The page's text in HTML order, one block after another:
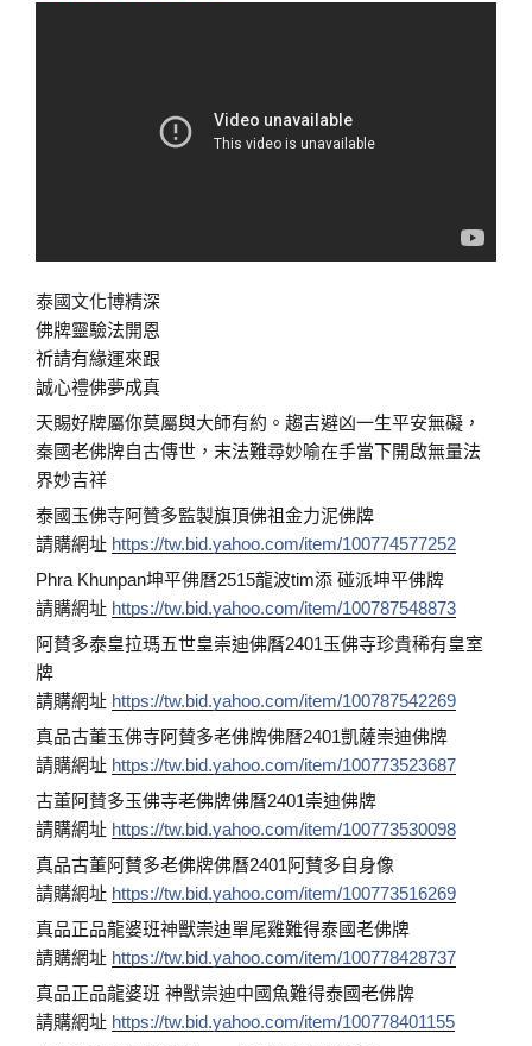
泰國文化博精深
佛牌靈驗法開恩
祈請有緣運來跟
誠心禮佛夢成真
天賜好牌屬你莫屬與大師有約。趨吉避凶一生平安無礙，
秦國老佛牌自古傳世，末法難尋妙喻在手當下開啟無量法
界妙吉祥
泰國玉佛寺阿贊多監製旗頂佛祖金力泥佛牌
請購網址 https://tw.bid.yahoo.com/item/100774577252
Phra Khunpan坤平佛曆2515龍波tim添 碰派坤平佛牌
請購網址 https://tw.bid.yahoo.com/item/100787548873
阿賛多泰皇拉瑪五世皇崇迪佛曆2401玉佛寺珍貴稀有皇室
牌
請購網址 https://tw.bid.yahoo.com/item/100787542269
真品古董玉佛寺阿賛多老佛牌佛曆2401凱薩崇迪佛牌
請購網址 https://tw.bid.yahoo.com/item/100773523687
古董阿賛多玉佛寺老佛牌佛曆2401崇迪佛牌
請購網址 https://tw.bid.yahoo.com/item/100773530098
真品古董阿賛多老佛牌佛曆2401阿賛多自身像
請購網址 https://tw.bid.yahoo.com/item/100773516269
真品正品龍婆班神獸崇迪單尾雞難得泰國老佛牌
請購網址 https://tw.bid.yahoo.com/item/100778428737
真品正品龍婆班 神獸崇迪中國魚難得泰國老佛牌
請購網址 https://tw.bid.yahoo.com/item/100778401155